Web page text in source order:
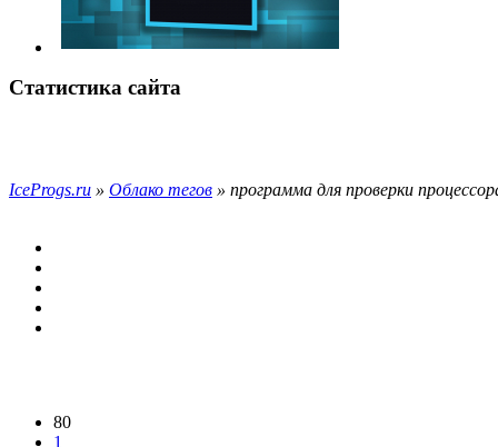
Статистика сайта
IceProgs.ru » Облако тегов » программа для проверки
80
1